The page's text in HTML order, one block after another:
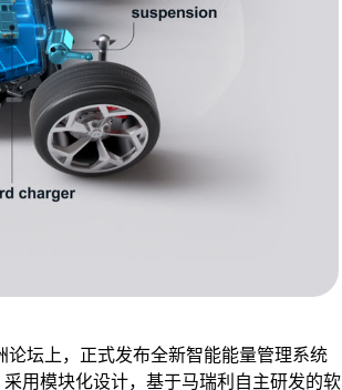
坛上，正式发布全新智能能量管理系统
用模块化设计，基于马瑞利自主研发的软